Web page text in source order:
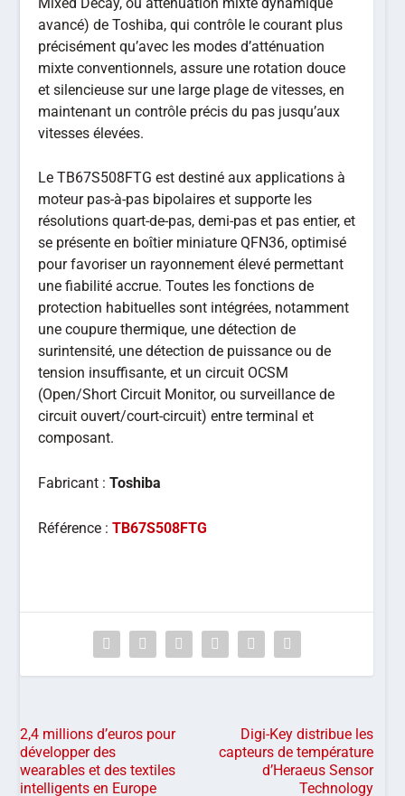
avancé) de Toshiba, qui contrôle le courant plus
précisément qu’avec les modes d’atténuation
mixte conventionnels, assure une rotation douce
et silencieuse sur une large plage de vitesses, en
maintenant un contrôle précis du pas jusqu’aux
vitesses élevées.
Le TB67S508FTG est destiné aux applications à
moteur pas-à-pas bipolaires et supporte les
résolutions quart-de-pas, demi-pas et pas entier, et
se présente en boîtier miniature QFN36, optimisé
pour favoriser un rayonnement élevé permettant
une fiabilité accrue. Toutes les fonctions de
protection habituelles sont intégrées, notamment
une coupure thermique, une détection de
surintensité, une détection de puissance ou de
tension insuffisante, et un circuit OCSM
(Open/Short Circuit Monitor, ou surveillance de
circuit ouvert/court-circuit) entre terminal et
composant.
Fabricant :Toshiba
Référence :TB67S508FTG
2,4 millions d’euros pour
développer des
wearables et des textiles
intelligents en Europe
Digi-Key distribue les
capteurs de température
d’Heraeus Sensor
Technology